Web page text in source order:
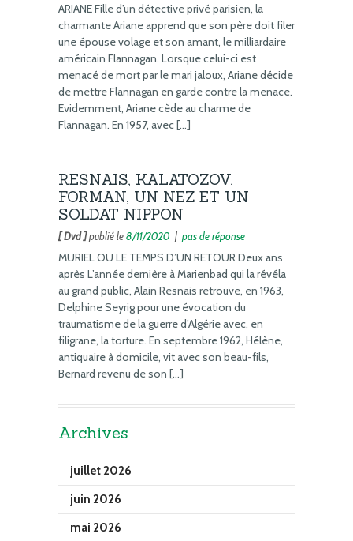
ARIANE Fille d’un détective privé parisien, la
charmante Ariane apprend que son père doit filer
une épouse volage et son amant, le milliardaire
américain Flannagan. Lorsque celui-ci est
menacé de mort par le mari jaloux, Ariane décide
de mettre Flannagan en garde contre la menace.
Evidemment, Ariane cède au charme de
Flannagan. En 1957, avec […]
RESNAIS, KALATOZOV,
FORMAN, UN NEZ ET UN
SOLDAT NIPPON
[ Dvd ]publié le8/11/2020 | pas de réponse
MURIEL OU LE TEMPS D’UN RETOUR Deux ans
après L’année dernière à Marienbad qui la révéla
au grand public, Alain Resnais retrouve, en 1963,
Delphine Seyrig pour une évocation du
traumatisme de la guerre d’Algérie avec, en
filigrane, la torture. En septembre 1962, Hélène,
antiquaire à domicile, vit avec son beau-fils,
Bernard revenu de son […]
Archives
juillet 2026
juin 2026
mai 2026